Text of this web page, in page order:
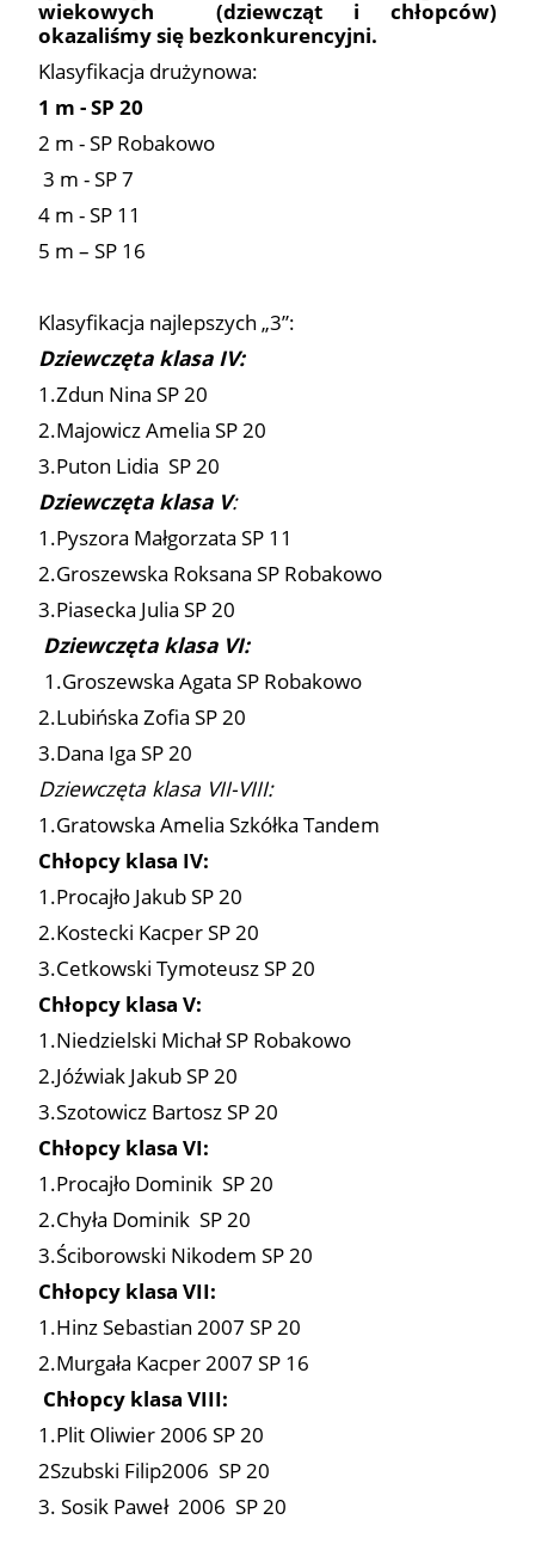
wiekowych (dziewcząt i chłopców)
okazaliśmy się bezkonkurencyjni.
Klasyfikacja drużynowa:
1 m - SP 20
2 m - SP Robakowo
3 m - SP 7
4 m - SP 11
5 m – SP 16
Klasyfikacja najlepszych „3”:
Dziewczęta klasa IV:
1.Zdun Nina SP 20
2.Majowicz Amelia SP 20
3.Puton Lidia SP 20
Dziewczęta klasa V:
1.Pyszora Małgorzata SP 11
2.Groszewska Roksana SP Robakowo
3.Piasecka Julia SP 20
Dziewczęta klasa VI:
1.Groszewska Agata SP Robakowo
2.Lubińska Zofia SP 20
3.Dana Iga SP 20
Dziewczęta klasa VII-VIII:
1.Gratowska Amelia Szkółka Tandem
Chłopcy klasa IV:
1.Procajło Jakub SP 20
2.Kostecki Kacper SP 20
3.Cetkowski Tymoteusz SP 20
Chłopcy klasa V:
1.Niedzielski Michał SP Robakowo
2.Jóźwiak Jakub SP 20
3.Szotowicz Bartosz SP 20
Chłopcy klasa VI:
1.Procajło Dominik SP 20
2.Chyła Dominik SP 20
3.Ściborowski Nikodem SP 20
Chłopcy klasa VII:
1.Hinz Sebastian 2007 SP 20
2.Murgała Kacper 2007 SP 16
Chłopcy klasa VIII:
1.Plit Oliwier 2006 SP 20
2Szubski Filip2006 SP 20
3. Sosik Paweł 2006 SP 20